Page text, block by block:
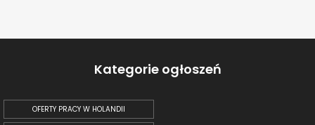
Kategorie ogłoszeń
OFERTY PRACY W HOLANDII